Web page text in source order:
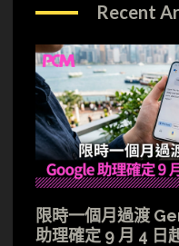
Recent
限時一個月過渡
助理確定 9 月 4 日